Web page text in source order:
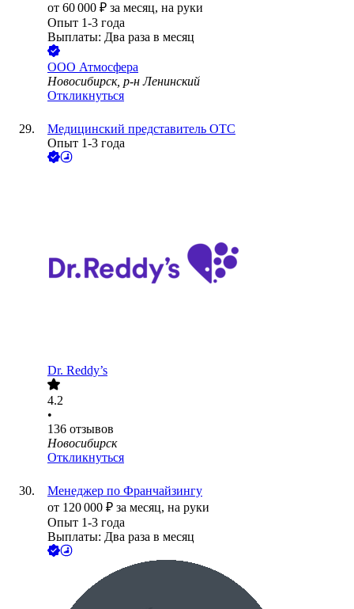
от 60 000 ₽ за месяц, на руки
Опыт 1-3 года
Выплаты: Два раза в месяц
ООО Атмосфера
Новосибирск, р-н Ленинский
Откликнуться
Медицинский представитель ОТС
Опыт 1-3 года
Dr. Reddy’s
4.2
•
136 отзывов
Новосибирск
Откликнуться
Менеджер по Франчайзингу
от 120 000 ₽ за месяц, на руки
Опыт 1-3 года
Выплаты: Два раза в месяц